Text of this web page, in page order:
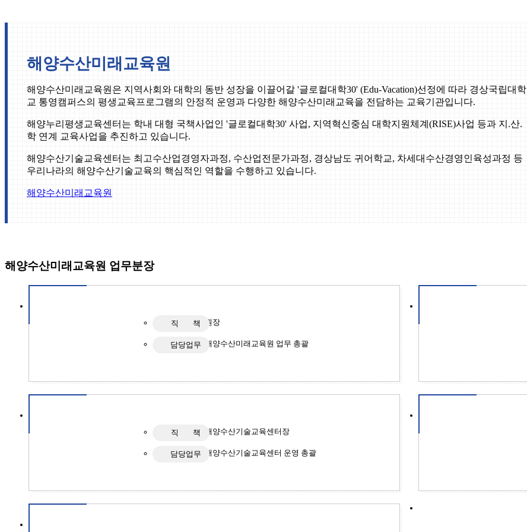
해양수산미래교육원
해양수산미래교육원은 지역사회와 대학의 동반 성장을 이끌어갈 '글로컬대학30' (Edu-Vacation)선정에 따라 경상국립대학
교 통영캠퍼스의 평생교육프로그램의 안정적 운영과 다양한 해양수산미래교육을 전담하는 교육기관입니다.
해양누리평생교육센터는 학내 대형 국책사업인 '글로컬대학30' 사업, 지역혁신중심 대학지원체계(RISE)사업 등과 지.산.
학 연계 교육사업을 추진하고 있습니다.
해양수산기술교육센터는 최고수산업경영자과정, 수산업전문가과정, 경상남도 귀어학교, 차세대수산경영인육성과정 등
우리나라의 해양수산기술교육의 핵심적인 역할을 수행하고 있습니다.
해양수산미래교육원
해양수산미래교육원 업무분장
직 책 원장
담당업무 해양수산미래교육원 업무 총괄
직 책 해양수산기술교육센터장
담당업무 해양수산기술교육센터 운영 총괄